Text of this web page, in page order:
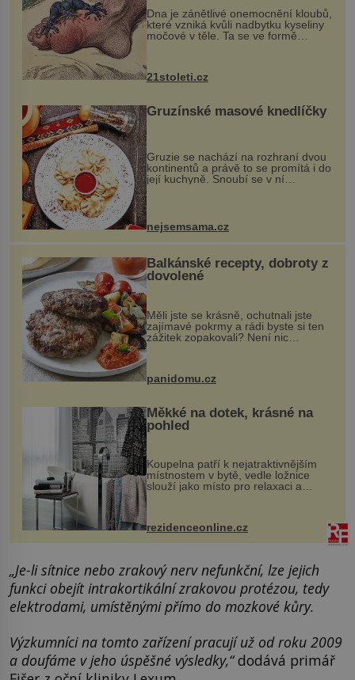
Dna je zánětlivé onemocnění kloubů,
které vzniká kvůli nadbytku kyseliny
močové v těle. Ta se ve formě
nohou, a způsobuje bole...
21stoleti.cz
Gruzínské masové knedlíčky
Gruzie se nachází na rozhraní dvou
kontinentů a právě to se promítá i do
její kuchyně. Snoubí se v ní
evropské a asijské chutě a díky tomu
pokrmy, které rozhodně st...
nejsemsama.cz
Balkánské recepty, dobroty z
dovolené
Měli jste se krásně, ochutnali jste
zajímavé pokrmy a rádi byste si ten
zážitek zopakovali? Není nic
snazšího. Pljeskavica (10 porcí)
Možná jste ji ochutnali na dovolené v
panidomu.cz
Měkké na dotek, krásné na
pohled
Koupelna patří k nejatraktivnějším
místnostem v bytě, vedle ložnice
slouží jako místo pro relaxaci a
odpočinek. Koupelnový textil –
ručníky, osušky a koberečky –
proutku...
rezidenceonline.cz
„Je-li sítnice nebo zrakový nerv nefunkční, lze jejich
funkci obejít intrakortikální zrakovou protézou, tedy
elektrodami, umístěnými přímo do mozkové kůry.
Výzkumníci na tomto zařízení pracují už od roku 2009
a doufáme v jeho úspěšné výsledky,“dodává primář